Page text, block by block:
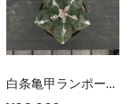
白条亀甲ランポー玉